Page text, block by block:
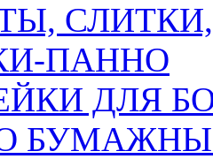
ПАННО
ДЛЯ